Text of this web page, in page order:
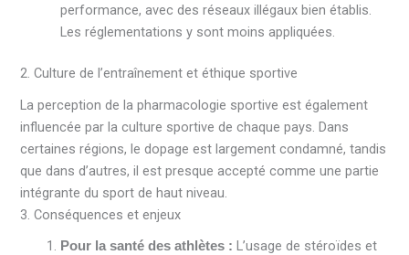
performance, avec des réseaux illégaux bien établis.
Les réglementations y sont moins appliquées.
2. Culture de l’entraînement et éthique sportive
La perception de la pharmacologie sportive est également
influencée par la culture sportive de chaque pays. Dans
certaines régions, le dopage est largement condamné, tandis
que dans d’autres, il est presque accepté comme une partie
intégrante du sport de haut niveau.
3. Conséquences et enjeux
Pour la santé des athlètes : L’usage de stéroïdes et